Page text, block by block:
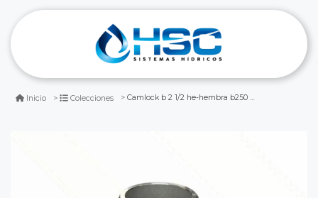
Inicio Colecciones Camlock b 2 1/2 he-hembra b250 aluminio